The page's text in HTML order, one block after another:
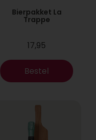
Bierpakket La
Trappe
17,95
Bestel